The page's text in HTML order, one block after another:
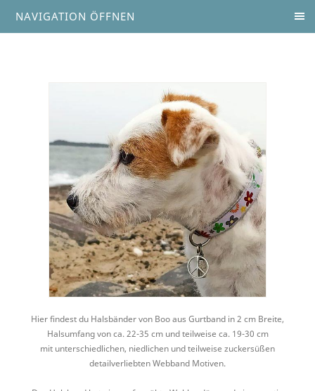
NAVIGATION ÖFFNEN
Hier findest du Halsbänder von Boo aus Gurtband in 2 cm Breite,
Halsumfang von ca. 22-35 cm und teilweise ca. 19-30 cm
mit unterschiedlichen, niedlichen und teilweise zuckersüßen
detailverliebten Webband Motiven.